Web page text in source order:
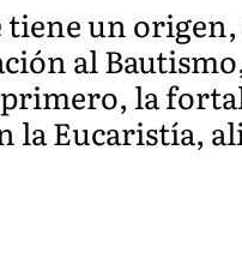
tiene un
al
la
la Eucaristía,